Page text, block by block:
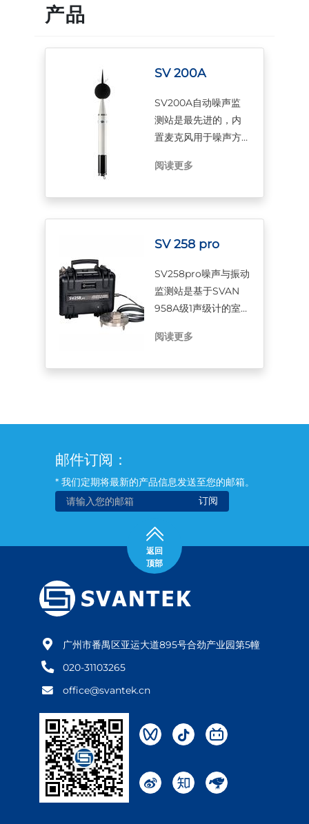
产品
SV 200A
SV200A自动噪声监
测站是最先进的，内
置麦克风用于噪声方
性的解决方案能够识
水平方向位置的信
息。在实践中，方向
区域的主要噪声源、
排除不必要事件和识
别飞机通道提供了机
阅读更多
SV 258 pro
SV258pro噪声与振动
监测站是基于SVAN
958A级1声级计的室
和电池供电站可用于
延长电池的工作时
阅读更多
邮件订阅：
* 我们定期将最新的产品信息发送至您的邮箱。
返回
顶部
广州市番禺区亚运大道895号合劲产业园第5幢
020-31103265
office@svantek.cn